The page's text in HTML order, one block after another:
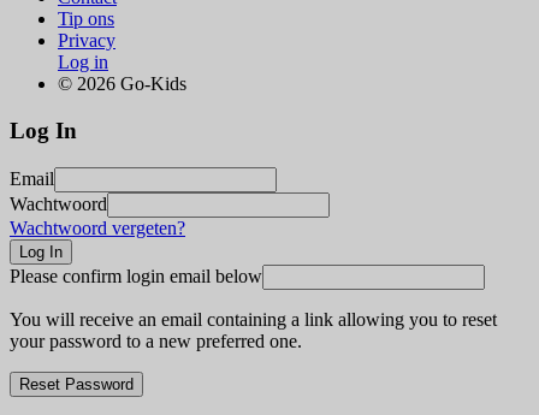
Tip ons
Privacy
Log in
© 2026 Go-Kids
Log In
Email
Wachtwoord
Wachtwoord vergeten?
Please confirm login email below
You will receive an email containing a link allowing you to reset
your password to a new preferred one.